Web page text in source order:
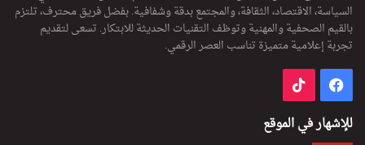
ا
ن
السياسة، الاقتصاد، الثقافة، والمجتمع بدقة وشفافية. بفضل فريق محترف، تلتزم
بالقيم الصحفية والمهنية وتوظف التقنيات الحديثة للابتكار. تسعى لتقديم
تجربة إعلامية متميزة تناسب العصر الرقمي.
فيسبوك
للإشهار في الموقع